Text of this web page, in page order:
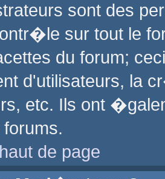
sont des
sur tout le
du forum;
d'utilisateurs, la
etc. Ils ont
de page